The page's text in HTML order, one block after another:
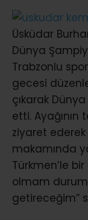
Üsküdar
Dünya
Trabzonlu
gecesi
çıkarak
etti. Ayağının
ziyaret
makamında
Türkmen’le
olmam
getireceğim”